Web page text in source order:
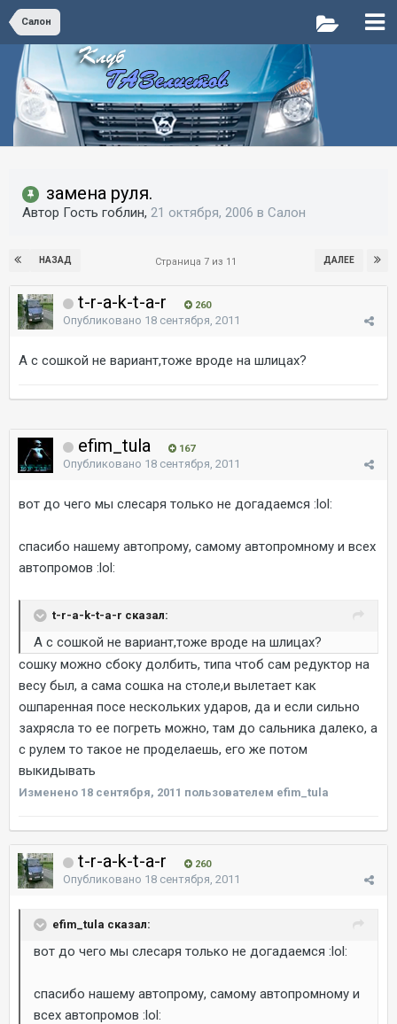
Салон
замена руля.
Автор Гость гоблин, 21 октября, 2006 в Салон
НАЗАД ДАЛЕЕ
Страница 7 из 11
t-r-a-k-t-a-r 260
Опубликовано 18 сентября, 2011
А с сошкой не вариант,тоже вроде на шлицах?
efim_tula 167
Опубликовано 18 сентября, 2011
вот до чего мы слесаря только не догадаемся :lol:
спасибо нашему автопрому, самому автопромному и всех
автопромов :lol:
t-r-a-k-t-a-r сказал:
А с сошкой не вариант,тоже вроде на шлицах?
сошку можно сбоку долбить, типа чтоб сам редуктор на
весу был, а сама сошка на столе,и вылетает как
ошпаренная посе нескольких ударов, да и если сильно
захрясла то ее погреть можно, там до сальника далеко, а
с рулем то такое не проделаешь, его же потом
выкидывать
Изменено 18 сентября, 2011 пользователем efim_tula
t-r-a-k-t-a-r 260
Опубликовано 18 сентября, 2011
efim_tula сказал:
вот до чего мы слесаря только не догадаемся :lol:
спасибо нашему автопрому, самому автопромному и
всех автопромов :lol: